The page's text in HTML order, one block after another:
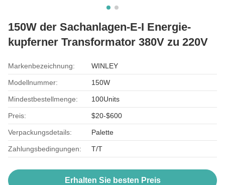
150W der Sachanlagen-E-I Energie-
kupferner Transformator 380V zu 220V
Markenbezeichnung: WINLEY
Modellnummer: 150W
Mindestbestellmenge: 100Units
Preis: $20-$600
Verpackungsdetails: Palette
Zahlungsbedingungen: T/T
Erhalten Sie besten Preis